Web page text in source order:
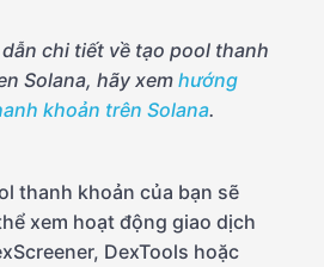
chi tiết về tạo pool thanh
Solana, hãy xem hướng
khoản trên Solana.
thanh khoản của bạn sẽ
xem hoạt động giao dịch
DexTools hoặc